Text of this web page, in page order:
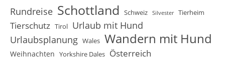
Rundreise Schottland Schweiz Silvester Tierheim
Tierschutz Tirol Urlaub mit Hund
Urlaubsplanung Wales Wandern mit Hund
Weihnachten Yorkshire Dales Österreich